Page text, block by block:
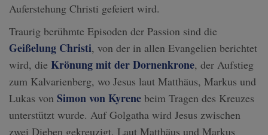
Auferstehung Christi gefeiert wird.
Traurig berühmte Episoden der Passion sind die
Geißelung Christi, von der in allen Evangelien berichtet
wird, die Krönung mit der Dornenkrone, der Aufstieg
zum Kalvarienberg, wo Jesus laut Matthäus, Markus und
Lukas von Simon von Kyrene beim Tragen des Kreuzes
unterstützt wurde. Auf Golgatha wird Jesus zwischen
zwei Dieben gekreuzigt. Laut Matthäus und Markus